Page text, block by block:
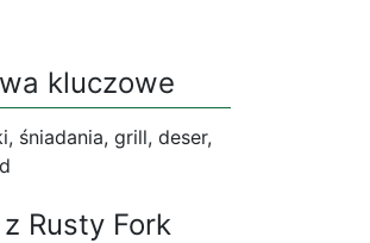
kluczowe
śniadania, grill, deser,
Rusty Fork